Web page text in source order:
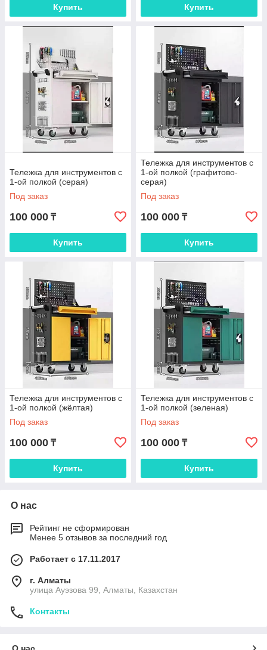
Купить Купить
Тележка для инструментов с
1-ой полкой (серая)
Под заказ
100 000 ₸
Купить
Тележка для инструментов с
1-ой полкой (графитово-
серая)
Под заказ
100 000 ₸
Купить
Тележка для инструментов с
1-ой полкой (жёлтая)
Под заказ
100 000 ₸
Купить
Тележка для инструментов с
1-ой полкой (зеленая)
Под заказ
100 000 ₸
Купить
О нас
Рейтинг не сформирован
Менее 5 отзывов за последний год
Работает с 17.11.2017
г. Алматы
улица Ауэзова 99, Алматы, Казахстан
Контакты